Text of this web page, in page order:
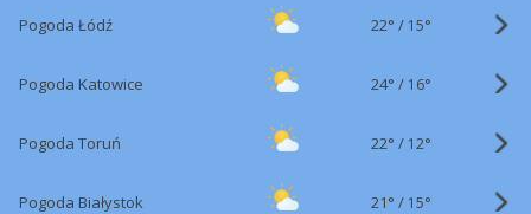
Pogoda Łódź 22° / 15°
Pogoda Katowice 24° / 16°
Pogoda Toruń 22° / 12°
Pogoda Białystok 21° / 15°